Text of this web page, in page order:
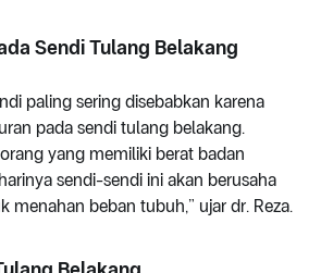
Sendi Tulang Belakang
paling sering disebabkan karena
pada sendi tulang belakang.
yang memiliki berat badan
sendi-sendi ini akan berusaha
menahan beban tubuh,” ujar dr. Reza.